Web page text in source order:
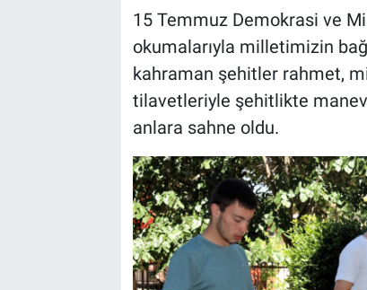
15 Temmuz Demokrasi ve
okumalarıyla milletimizin
kahraman şehitler rahmet,
tilavetleriyle şehitlikte
anlara sahne oldu.